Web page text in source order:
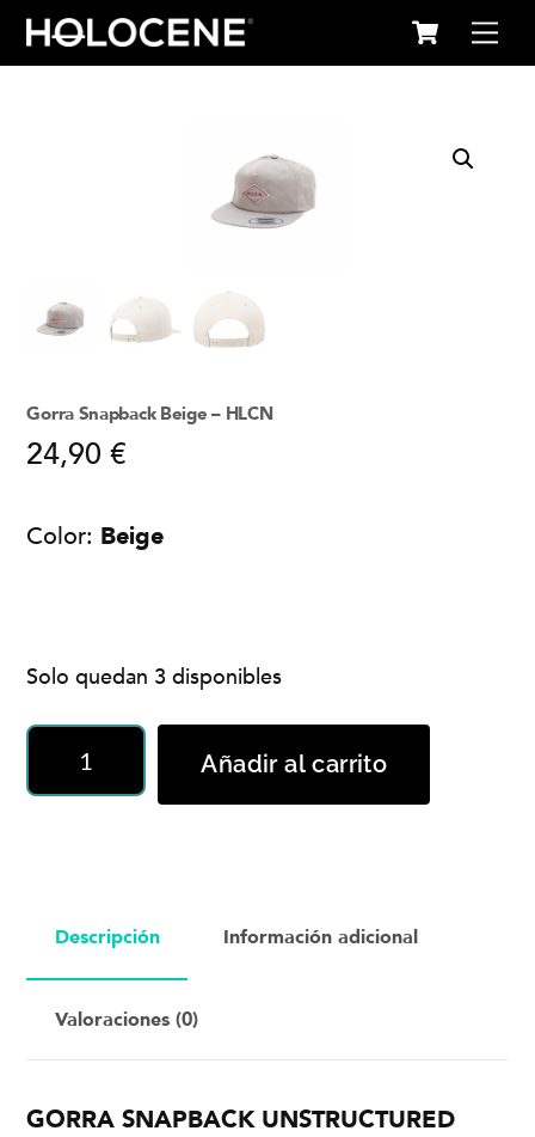
Skip
to
Cart
Gorra Snapback Beige – HLCN
24,90€
Color: Beige
Solo quedan 3 disponibles
Gorra
Snapback
cantidad
Añadir al carrito
Descripción Información adicional
Valoraciones (0)
GORRA SNAPBACK UNSTRUCTURED